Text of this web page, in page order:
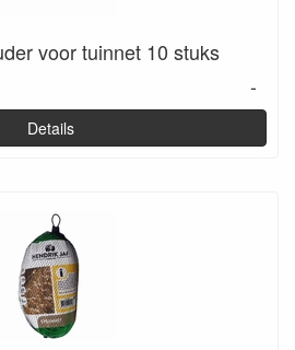
voor tuinnet 10 stuks
-
Details